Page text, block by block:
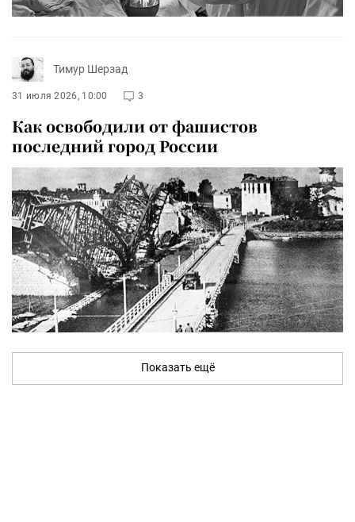
Тимур Шерзад
31 июля 2026, 10:00 3
Как освободили от фашистов
последний город России
Показать ещё